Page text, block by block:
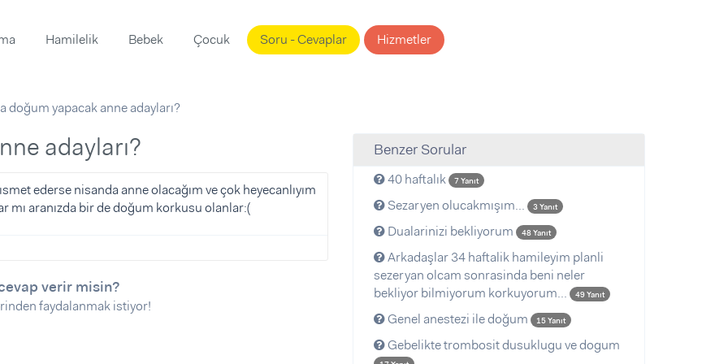
Hamilelik Bebek Çocuk Soru - Cevaplar Hizmetler
doğum yapacak anne adayları?
adayları?
ederse nisanda anne olacağım ve çok heyecanlıyım
mı aranızda bir de doğum korkusu olanlar:(
verir misin?
faydalanmak istiyor!
Benzer Sorular
40 haftalık 7 Yanıt
Sezaryen olucakmışım... 3 Yanıt
Dualarinizi bekliyorum 48 Yanıt
Arkadaşlar 34 haftalik hamileyim planli
sezeryan olcam sonrasinda beni neler
bekliyor bilmiyorum korkuyorum...
49 Yanıt
Genel anestezi ile doğum 15 Yanıt
Gebelikte trombosit dusuklugu ve dogum